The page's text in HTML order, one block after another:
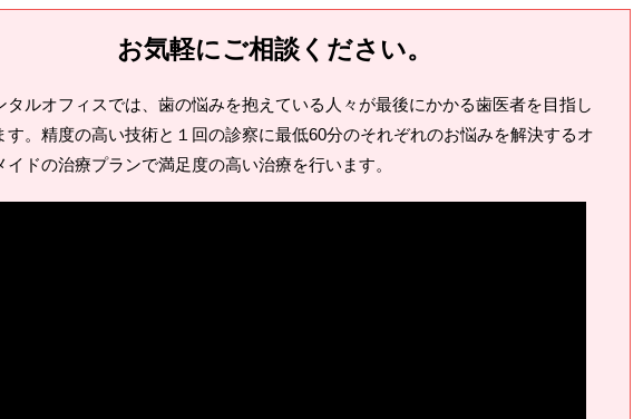
お気軽にご相談ください。
タルオフィスでは、歯の悩みを抱えている人々が最後にかかる歯医者を目指し
す。精度の高い技術と１回の診察に最低60分のそれぞれのお悩みを解決するオ
イドの治療プランで満足度の高い治療を行います。